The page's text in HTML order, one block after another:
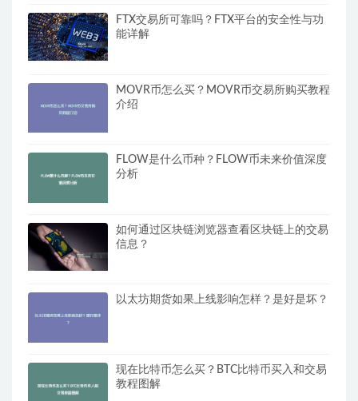
FTX交易所可靠吗？FTX平台的安全性与功
能详解
MOVR币怎么买？MOVR币交易所购买教程
介绍
FLOW是什么币种？FLOW币未来价值深度
分析
如何通过区块链浏览器查看区块链上的交易
信息？
以太坊期货如果上线影响怎样？是好是坏？
现在比特币怎么买？BTC比特币买入和交易
教程图解